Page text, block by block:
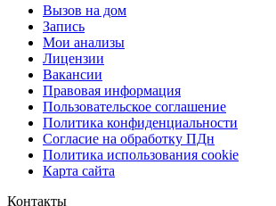
Вызов на дом
Запись
Мои анализы
Лицензии
Вакансии
Правовая информация
Пользовательское соглашение
Политика конфиденциальности
Согласие на обработку ПДн
Политика использования cookie
Карта сайта
Контакты